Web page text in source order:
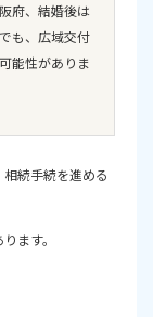
府、結婚後は
も、広域交付
能性がありま
続手続を進める
ます。